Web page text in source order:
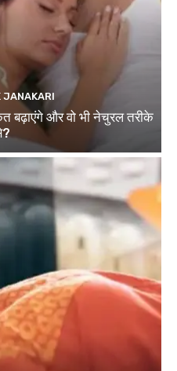
JANAKARI
बढ़ाएंगे और वो भी नेचुरल तरीके